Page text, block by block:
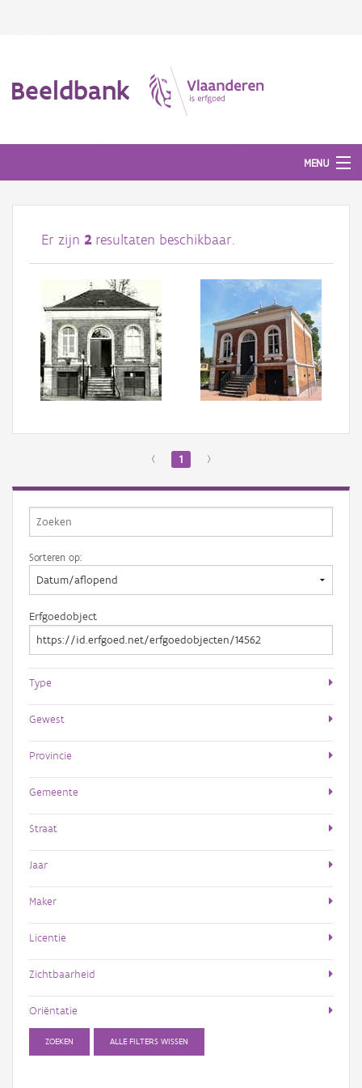
Beeldbank
MENU
Afbeeldingen
#BeeldIndeKijker
Hergebruik
Over ons
Aanmelden
Er zijn 2 resultaten beschikbaar.
‹ 1 ›
Sorteren op:
Erfgoedobject
Type
Gewest
Provincie
Gemeente
Straat
Jaar
Maker
Licentie
Zichtbaarheid
Oriëntatie
ZOEKEN ALLE FILTERS WISSEN